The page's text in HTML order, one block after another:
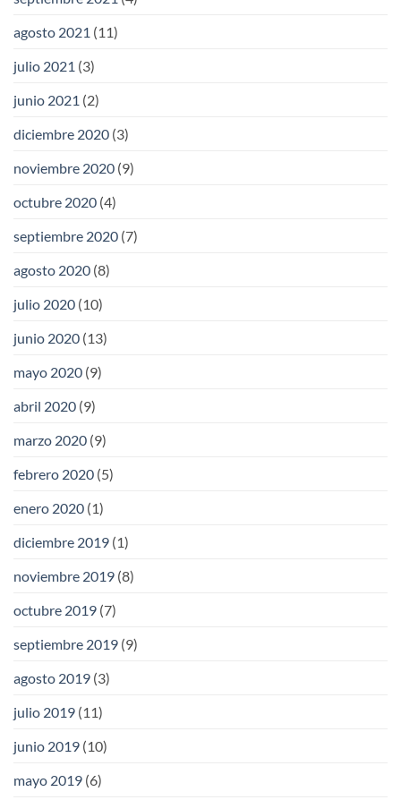
agosto 2021 (11)
julio 2021 (3)
junio 2021 (2)
diciembre 2020 (3)
noviembre 2020 (9)
octubre 2020 (4)
septiembre 2020 (7)
agosto 2020 (8)
julio 2020 (10)
junio 2020 (13)
mayo 2020 (9)
abril 2020 (9)
marzo 2020 (9)
febrero 2020 (5)
enero 2020 (1)
diciembre 2019 (1)
noviembre 2019 (8)
octubre 2019 (7)
septiembre 2019 (9)
agosto 2019 (3)
julio 2019 (11)
junio 2019 (10)
mayo 2019 (6)